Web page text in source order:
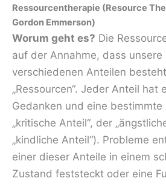
Ressourcentherapie (Resource
Gordon Emmerson)
Worum geht es? Die
auf der Annahme, dass unsere
verschiedenen Anteilen
„Ressourcen“. Jeder Anteil hat
Gedanken und eine
„kritische Anteil“, der
„kindliche Anteil“). Probleme
einer dieser Anteile in einem
Zustand feststeckt oder eine